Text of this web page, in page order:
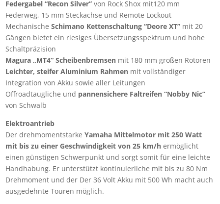
Federgabel “Recon Silver” von Rock Shox mit120 mm
Federweg, 15 mm Steckachse und Remote Lockout
Mechanische Schimano Kettenschaltung “Deore XT” mit 20
Gängen bietet ein riesiges Übersetzungsspektrum und hohe
Schaltpräzision
Magura „MT4“ Scheibenbremsen mit 180 mm großen Rotoren
Leichter, steifer Aluminium Rahmen mit vollständiger
Integration von Akku sowie aller Leitungen
Offroadtaugliche und pannensichere Faltreifen “Nobby Nic”
von Schwalb
Elektroantrieb
Der drehmomentstarkeYamaha Mittelmotor mit 250 Watt
mit bis zu einer Geschwindigkeit von 25 km/h ermöglicht
einen günstigen Schwerpunkt und sorgt somit für eine leichte
Handhabung. Er unterstützt kontinuierliche mit bis zu 80 Nm
Drehmoment und der Der 36 Volt Akku mit 500 Wh macht auch
ausgedehnte Touren möglich.